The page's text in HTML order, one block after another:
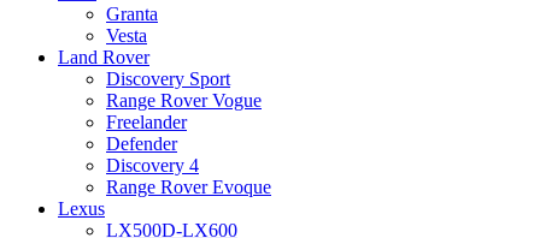
Granta
Vesta
Land Rover
Discovery Sport
Range Rover Vogue
Freelander
Defender
Discovery 4
Range Rover Evoque
Lexus
LX500D-LX600